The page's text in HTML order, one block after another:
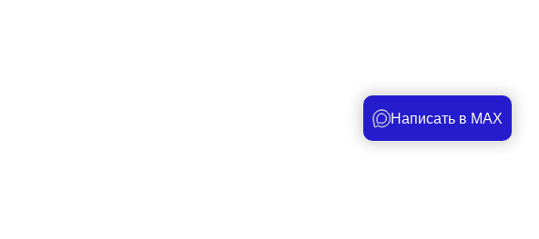
Написать в MAX